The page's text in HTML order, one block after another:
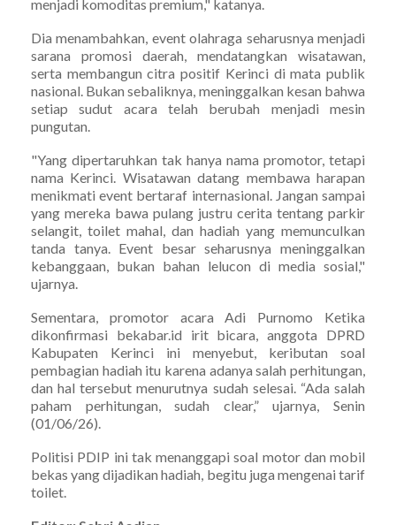
menjadi komoditas premium," katanya.
Dia menambahkan, event olahraga seharusnya menjadi
sarana promosi daerah, mendatangkan wisatawan,
serta membangun citra positif Kerinci di mata publik
nasional. Bukan sebaliknya, meninggalkan kesan bahwa
setiap sudut acara telah berubah menjadi mesin
pungutan.
"Yang dipertaruhkan tak hanya nama promotor, tetapi
nama Kerinci. Wisatawan datang membawa harapan
menikmati event bertaraf internasional. Jangan sampai
yang mereka bawa pulang justru cerita tentang parkir
selangit, toilet mahal, dan hadiah yang memunculkan
tanda tanya. Event besar seharusnya meninggalkan
kebanggaan, bukan bahan lelucon di media sosial,"
ujarnya.
Sementara, promotor acara Adi Purnomo Ketika
dikonfirmasi bekabar.id irit bicara, anggota DPRD
Kabupaten Kerinci ini menyebut, keributan soal
pembagian hadiah itu karena adanya salah perhitungan,
dan hal tersebut menurutnya sudah selesai. “Ada salah
paham perhitungan, sudah clear,” ujarnya, Senin
(01/06/26).
Politisi PDIP ini tak menanggapi soal motor dan mobil
bekas yang dijadikan hadiah, begitu juga mengenai tarif
toilet.